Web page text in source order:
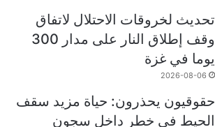
تحديث لخروقات الاحتلال لاتفاق
وقف إطلاق النار على مدار 300
يوما في غزة
2026-08-06
حقوقيون يحذرون: حياة مزيد سقف
الحيط في خطر داخل سجون